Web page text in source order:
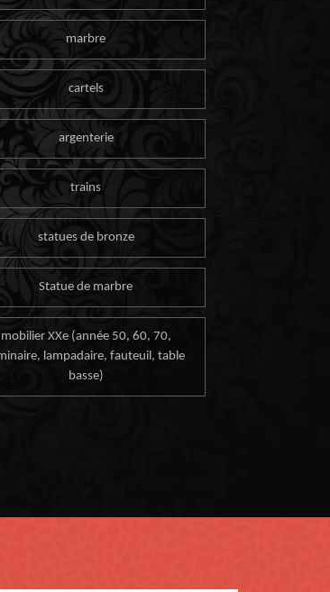
marbre
cartels
argenterie
trains
statues de bronze
Statue de marbre
mobilier XXe (année 50, 60, 70,
lampadaire, fauteuil, table
basse)